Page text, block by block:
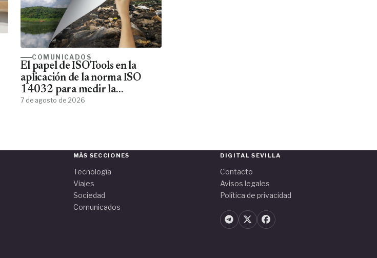
COMUNICADOS
El papel de ISOTools en la
aplicación de la norma ISO
14032 para medir la
sostenibilidad empresarial
7 de agosto de 2026
MÁS SECCIONES
Tecnología
Viajes
Sociedad
Comunicados
DIGITAL SEVILLA
Contacto
Avisos legales
Política de privacidad